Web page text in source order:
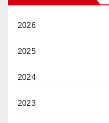
2026
2025
2024
2023